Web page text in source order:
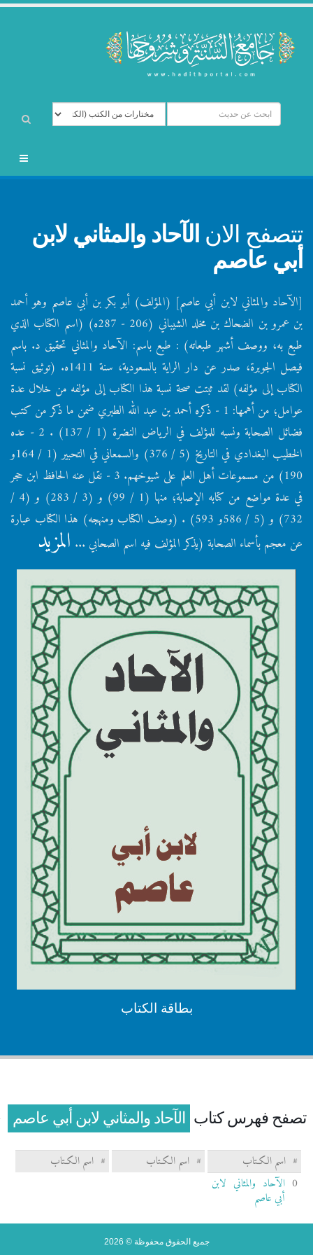
تتصفح الان الآحاد والمثاني لابن
أبي عاصم
[الآحاد والمثاني لابن أبي عاصم] (المؤلف) أبو بكر بن أبي عاصم وهو أحمد
بن عمرو بن الضحاك بن مخلد الشيباني (206 - 287ه) (اسم الكتاب الذي
طبع به، ووصف أشهر طبعاته) : طبع باسم: الآحاد والمثاني تحقيق د. باسم
فيصل الجوبرة، صدر عن دار الراية بالسعودية، سنة 1411ه. (توثيق نسبة
الكتاب إلى مؤلفه) لقد ثبتت صحة نسبة هذا الكتاب إلى مؤلفه من خلال عدة
عوامل؛ من أهمها: 1 - ذكره أحمد بن عبد الله الطبري ضمن ما ذكر من كتب
فضائل الصحابة ونسبه للمؤلف في الرياض النضرة (1 / 137) . 2 - عده
الخطيب البغدادي في التاريخ (5 / 376) والسمعاني في التحبير (1 / 164و
190) من مسموعات أهل العلم على شيوخهم. 3 - نقل عنه الحافظ ابن حجر
في عدة مواضع من كتابه الإصابة؛ منها (1 / 99) و (3 / 283) و (4 /
732) و (5 / 586و 593) . (وصف الكتاب ومنهجه) هذا الكتاب عبارة
عن معجم بأسماء الصحابة (يذكر المؤلف فيه اسم الصحابي ... المزيد
بطاقة الكتاب
تصفح فهرس كتاب الآحاد والمثاني لابن أبي عاصم
# اسم الكـتاب # اسم الكـتاب # اسم الكـتاب
0 الآحاد والمثاني لابن
أبي عاصم
جميع الحقوق محفوظة © 2026